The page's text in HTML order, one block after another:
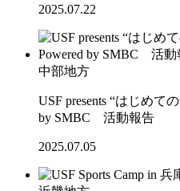
2025.07.22
中部地方
USF presents “はじめて
by SMBC 活動報告
2025.07.05